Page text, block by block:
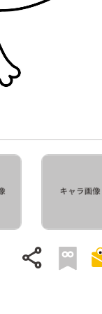
share